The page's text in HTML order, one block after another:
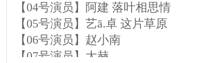
【04号演员】阿建 落叶相思情
【05号演员】艺ā.卓 这片草原
【06号演员】赵小南
【07号演员】大赫